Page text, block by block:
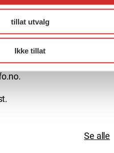
tillat utvalg
Ikke tillat
barnets rettsikkerhet,
FO.
Tonje Wejden dersom
til
Se alle